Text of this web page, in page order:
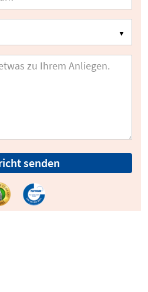
senden